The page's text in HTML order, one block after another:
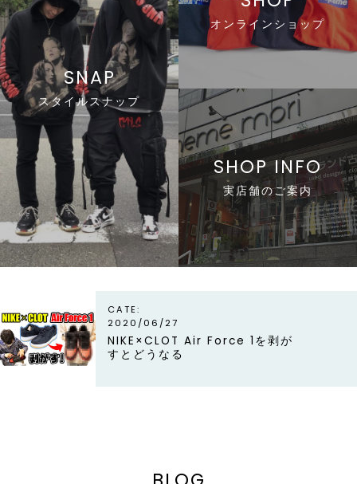
SNAP
スタイルスナップ
line
オンラインショップ
SHOP INFO
実店舗のご案内
line
CATE:
2020/06/27
NIKE×CLOT Air Force 1を剥が
すとどうなる